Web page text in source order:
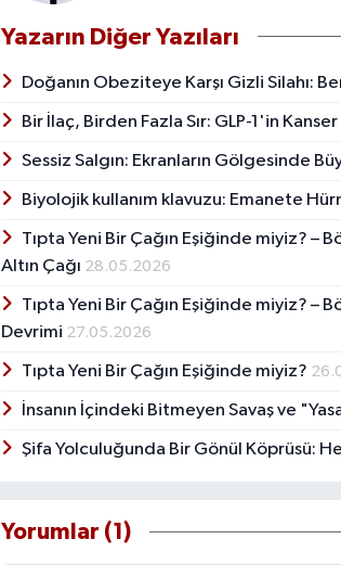
Yazarın Diğer Yazıları
Doğanın Obeziteye Karşı Gizli Silahı:
Bir İlaç, Birden Fazla Sır: GLP-1'in Kanser
Sessiz Salgın: Ekranların Gölgesinde
Biyolojik kullanım klavuzu: Emanete
Tıpta Yeni Bir Çağın Eşiğinde miyiz? –
Altın Çağı 28.05.2026
Tıpta Yeni Bir Çağın Eşiğinde miyiz? –
Devrimi 27.05.2026
Tıpta Yeni Bir Çağın Eşiğinde miyiz?
İnsanın İçindeki Bitmeyen Savaş ve
Şifa Yolculuğunda Bir Gönül Köprüsü:
Yorumlar (1)